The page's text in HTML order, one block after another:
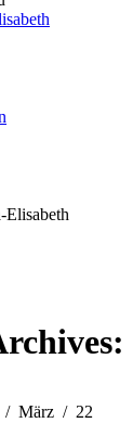
März 22